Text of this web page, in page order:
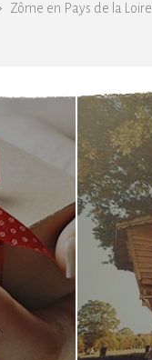
Zôme en Pays de la Loire